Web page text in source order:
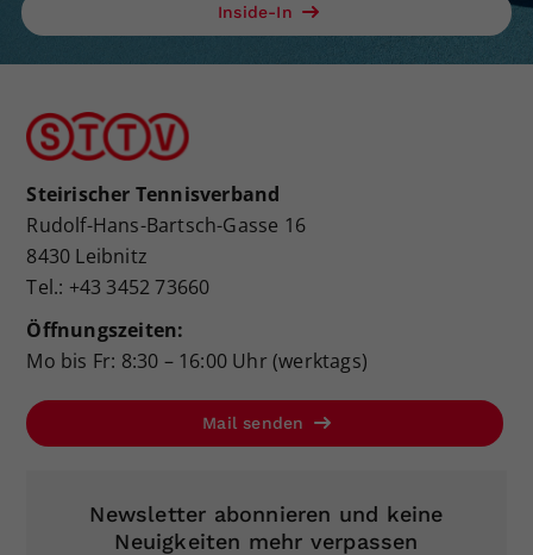
Inside-In
Steirischer Tennisverband
Rudolf-Hans-Bartsch-Gasse 16
8430 Leibnitz
Tel.: +43 3452 73660
Öffnungszeiten:
Mo bis Fr: 8:30 – 16:00 Uhr (werktags)
Mail senden
Newsletter abonnieren und keine
Neuigkeiten mehr verpassen